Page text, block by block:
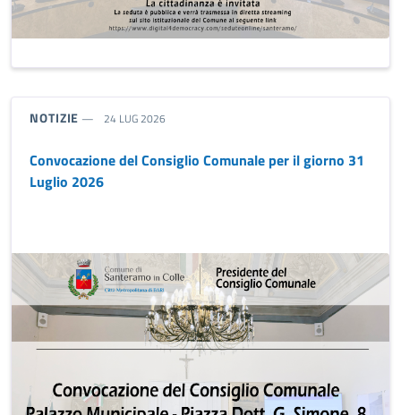
TIPO NOTIZIA:
NOTIZIE 24 LUG 2026
Convocazione del Consiglio Comunale per il giorno 31
Luglio 2026